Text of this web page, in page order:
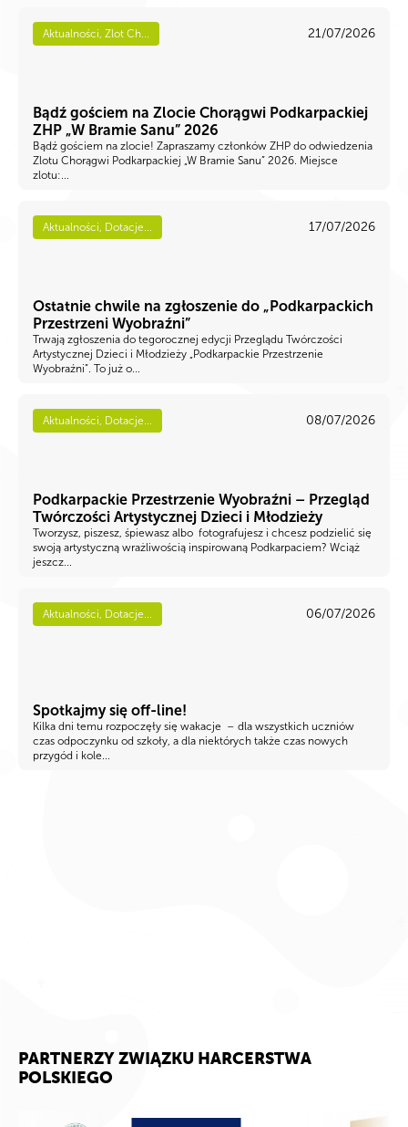
Aktualności, Zlot Ch... 21/07/2026
Bądź gościem na Zlocie Chorągwi Podkarpackiej
ZHP „W Bramie Sanu” 2026
Bądź gościem na zlocie! Zapraszamy członków ZHP do odwiedzenia
Zlotu Chorągwi Podkarpackiej „W Bramie Sanu” 2026. Miejsce
zlotu:...
Aktualności, Dotacje... 17/07/2026
Ostatnie chwile na zgłoszenie do „Podkarpackich
Przestrzeni Wyobraźni”
Trwają zgłoszenia do tegorocznej edycji Przeglądu Twórczości
Artystycznej Dzieci i Młodzieży „Podkarpackie Przestrzenie
Wyobraźni”. To już o...
Aktualności, Dotacje... 08/07/2026
Podkarpackie Przestrzenie Wyobraźni – Przegląd
Twórczości Artystycznej Dzieci i Młodzieży
Tworzysz, piszesz, śpiewasz albo fotografujesz i chcesz podzielić się
swoją artystyczną wrażliwością inspirowaną Podkarpaciem? Wciąż
jeszcz...
Aktualności, Dotacje... 06/07/2026
Spotkajmy się off-line!
Kilka dni temu rozpoczęły się wakacje – dla wszystkich uczniów
czas odpoczynku od szkoły, a dla niektórych także czas nowych
przygód i kole...
PARTNERZY ZWIĄZKU HARCERSTWA
POLSKIEGO